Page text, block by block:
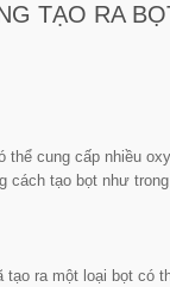
TẠO RA
thể cung cấp nhiều
cách tạo bọt như
ra một loại bọt có